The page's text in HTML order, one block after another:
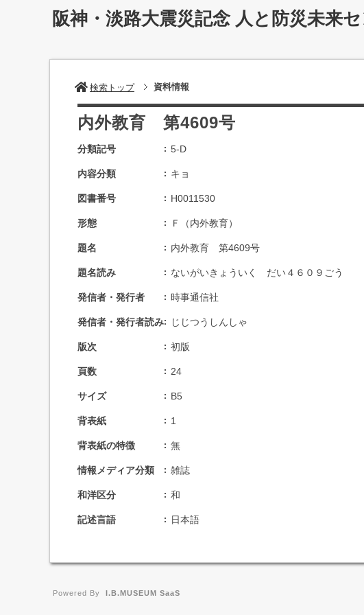
阪神・淡路大震災記念 人と防災未来
検索トップ 資料情報
内外教育 第4609号
分類記号 5-D
内容分類 キョ
図書番号 H0011530
形態 Ｆ（内外教育）
題名 内外教育 第4609号
題名読み ないがいきょういく だい４６０９ごう
発信者・発行者 時事通信社
発信者・発行者読み じじつうしんしゃ
版次 初版
頁数 24
サイズ B5
背表紙 1
背表紙の特徴 無
情報メディア分類 雑誌
和洋区分 和
記述言語 日本語
Powered By I.B.MUSEUM SaaS